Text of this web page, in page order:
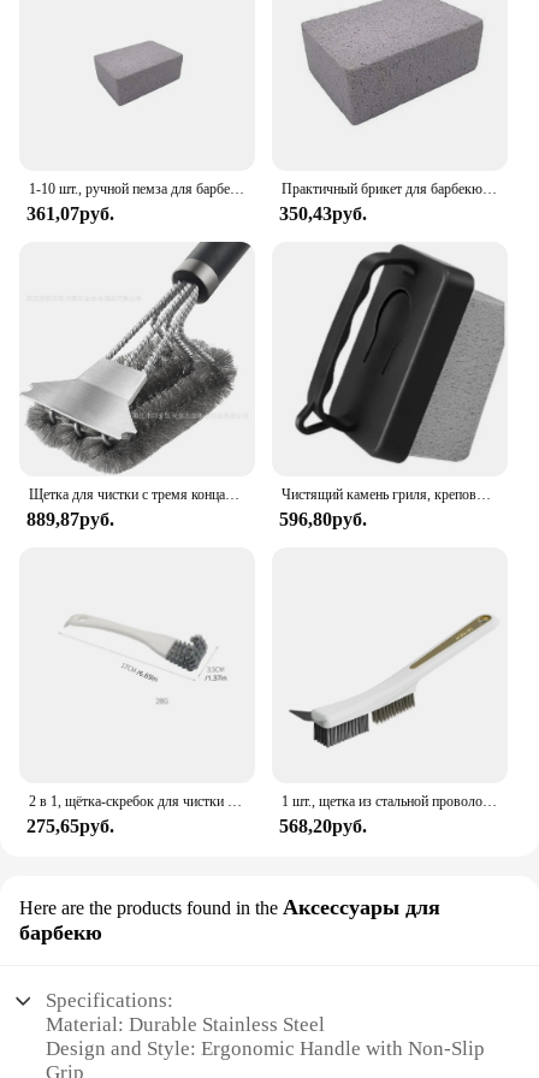
361,07руб.
Практичный брикет для барбекю, бытовой брикет для удаления пятен, кирпичей, стойка для барбекю, скребок, инструменты
350,43руб.
Щетка для чистки с тремя концами, скребок из нержавеющей стали для духовки, гриля, барбекю, чистящие инструменты для барбекю, 1 шт.
889,87руб.
Чистящий камень гриля, креповый кирпич, плавающий скребок для барбекю, щетка для удаления грязи из кухни барбекю
596,80руб.
2 в 1, щётка-скребок для чистки Гриля и барбекю
275,65руб.
1 шт., щетка из стальной проволоки со скребком, щетка для чистки гриля для барбекю, скребок для проволоки из нержавеющей стали, домашние гаджеты для удаления грязи для кранов
568,20руб.
Here are the products found in the Аксессуары для
барбекю
Specifications:
Material: Durable Stainless Steel
Design and Style: Ergonomic Handle with Non-Slip
Grip